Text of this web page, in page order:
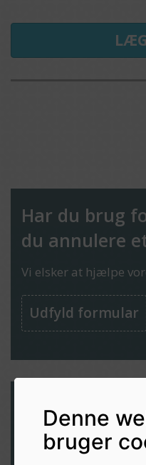
Denne
bruger
Har du brug
du annulere
Vi elsker at hjælpe
Udfyld formular
Modtag
direkte i din